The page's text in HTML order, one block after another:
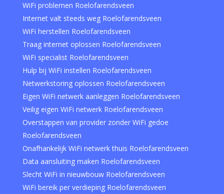
WiFi problemen Roelofarendsveen
Internet valt steeds weg Roelofarendsveen
WiFi herstellen Roelofarendsveen
Traag internet oplossen Roelofarendsveen
WiFi specialist Roelofarendsveen
Hulp bij WiFi instellen Roelofarendsveen
Netwerkstoring oplossen Roelofarendsveen
Eigen WiFi netwerk aanleggen Roelofarendsveen
Veilig eigen WiFi netwerk Roelofarendsveen
Overstappen van provider zonder WiFi gedoe
Roelofarendsveen
Onafhankelijk WiFi netwerk thuis Roelofarendsveen
Data aansluiting maken Roelofarendsveen
Slecht WiFi in nieuwbouw Roelofarendsveen
WiFi bereik per verdieping Roelofarendsveen